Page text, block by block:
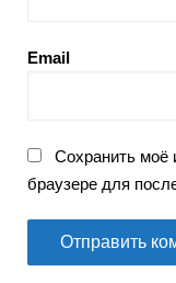
Email
Сохранить моё
браузере для